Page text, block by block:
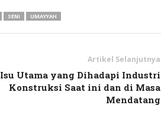
SENI UMAYYAH
Artikel Selanjutnya
Isu Utama yang Dihadapi Industri
Konstruksi Saat ini dan di Masa
Mendatang